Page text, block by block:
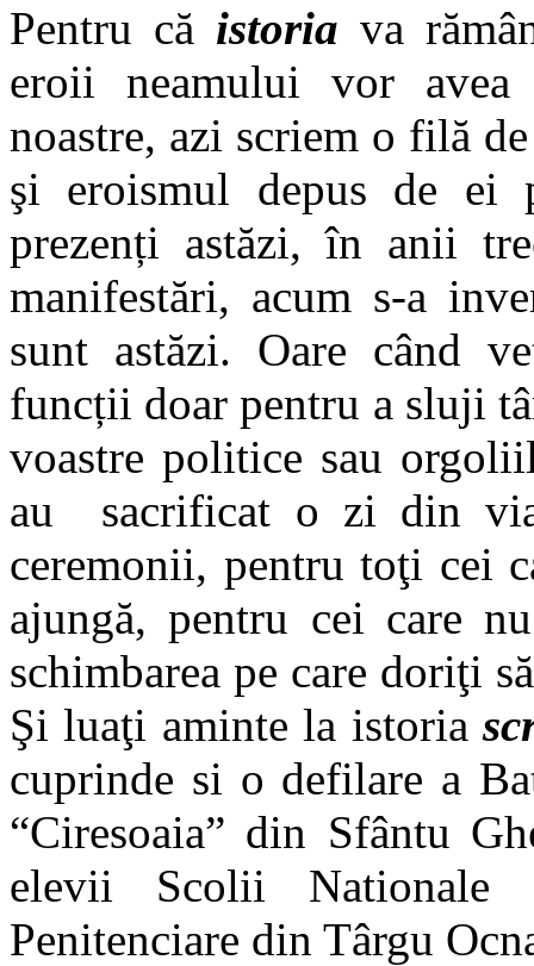
Pentru că istoria va
eroii neamului vor
noastre, azi scriem o filă
şi eroismul depus de ei
prezenți astăzi, în anii
manifestări, acum s-a
sunt astăzi. Oare când
funcții doar pentru a sluji
voastre politice sau
au sacrificat o zi din
ceremonii, pentru toţi cei
ajungă, pentru cei care
schimbarea pe care doriţi
Şi luaţi aminte la istoria
cuprinde si o defilare a
“Ciresoaia” din Sfântu
elevii Scolii Nationale
Penitenciare din Târgu